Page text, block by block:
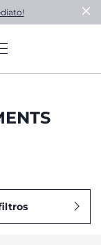
more options